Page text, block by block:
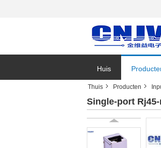
Huis
Thuis Producten
Single-port